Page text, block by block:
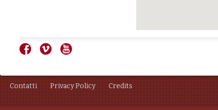
Contatti Privacy Policy Credits